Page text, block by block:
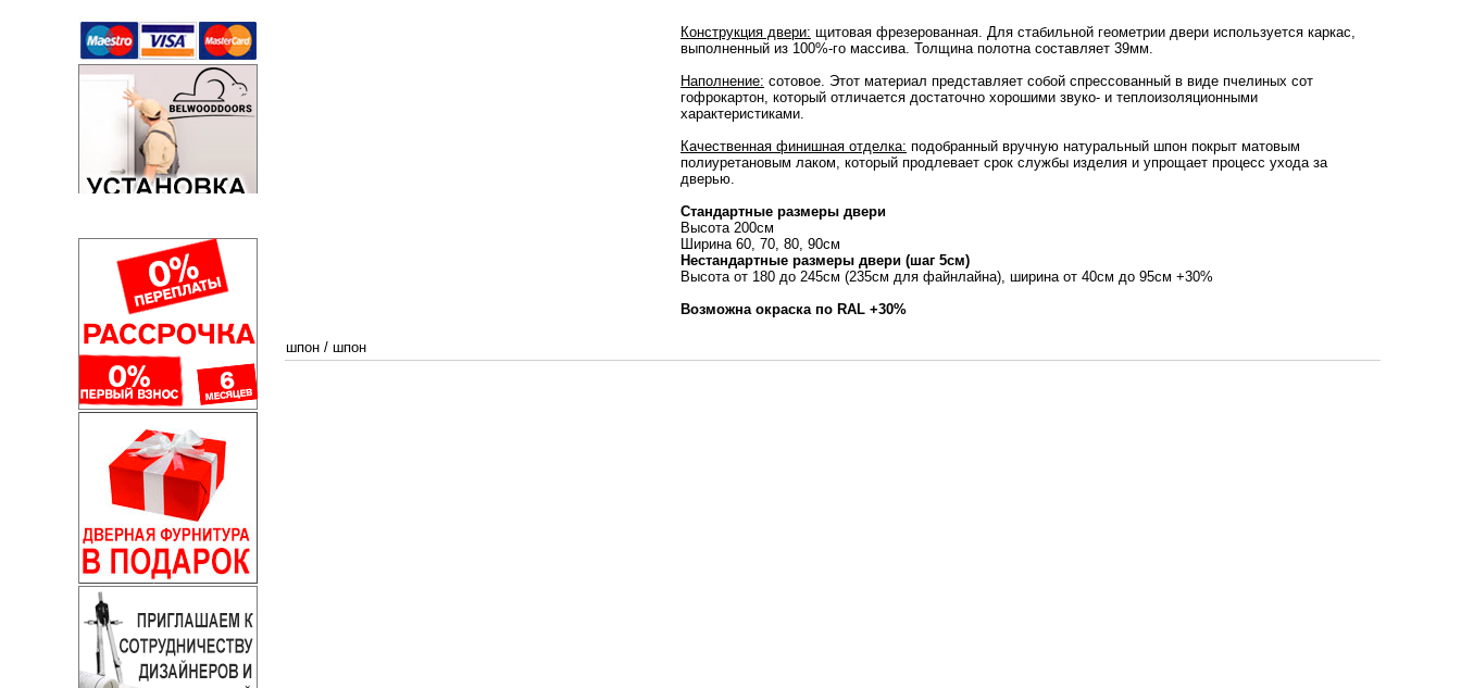
Конструкция двери: щитовая фрезерованная. Для стабильной геометрии двери используется каркас,
выполненный из 100%-го массива. Толщина полотна составляет 39мм.
Наполнение: сотовое. Этот материал представляет собой спрессованный в виде пчелиных сот
гофрокартон, который отличается достаточно хорошими звуко- и теплоизоляционными
характеристиками.
Качественная финишная отделка: подобранный вручную натуральный шпон покрыт матовым
полиуретановым лаком, который продлевает срок службы изделия и упрощает процесс ухода за
дверью.
Стандартные размеры двери
Высота 200см
Ширина 60, 70, 80, 90см
Нестандартные размеры двери (шаг 5см)
Высота от 180 до 245см (235см для файнлайна), ширина от 40см до 95см +30%
Возможна окраска по RAL +30%
шпон / шпон